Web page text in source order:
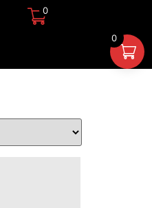
0
0